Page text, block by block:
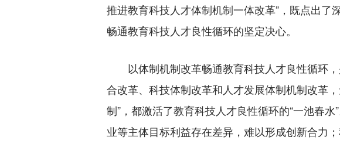
推进教育科技人才体制机制一体改革”，既点出
畅通教育科技人才良性循环的坚定决心。
以体制机制改革畅通教育科技人才良性循环，
合改革、科技体制改革和人才发展体制机制改革，
制”，都激活了教育科技人才良性循环的“一池春
业等主体目标利益存在差异，难以形成创新合力